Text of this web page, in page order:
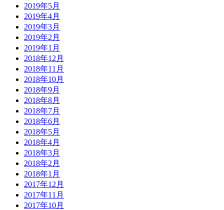
2019年5月
2019年4月
2019年3月
2019年2月
2019年1月
2018年12月
2018年11月
2018年10月
2018年9月
2018年8月
2018年7月
2018年6月
2018年5月
2018年4月
2018年3月
2018年2月
2018年1月
2017年12月
2017年11月
2017年10月